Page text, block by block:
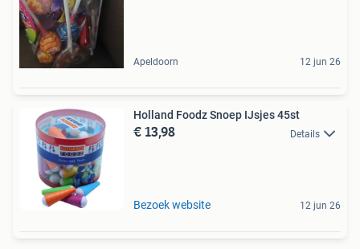
Apeldoorn 12 jun 26
Holland Foodz Snoep IJsjes 45st
€ 13,98 Details
Bezoek website 12 jun 26